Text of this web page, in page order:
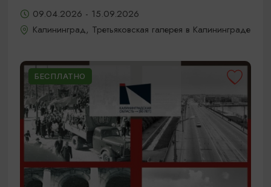
09.04.2026 - 15.09.2026
Калининград, Третьяковская галерея в Калининграде
БЕСПЛАТНО